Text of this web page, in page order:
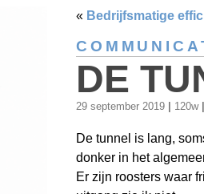
« Bedrijfsmatige
DE
29 september 2019 120w
De tunnel is lang,
donker in het
Er zijn roosters waar